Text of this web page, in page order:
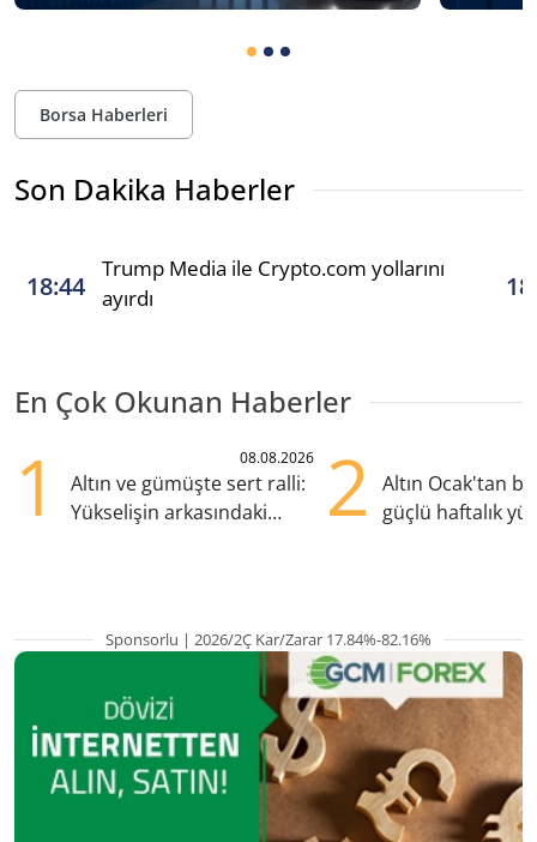
Borsa Haberleri
Son Dakika Haberler
18:44
Trump Media ile Crypto.com yollarını
ayırdı
En Çok Okunan Haberler
1 08.08.2026
Altın ve gümüşte sert ralli:
Yükselişin arkasındaki
2
Altın Ocak'tan
güçlü haftalık
Sponsorlu | 2026/2Ç Kar/Zarar 17.84%-82.16%